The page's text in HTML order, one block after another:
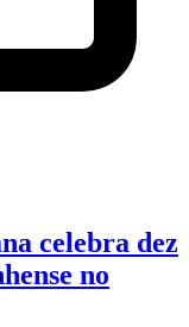
celebra dez
no